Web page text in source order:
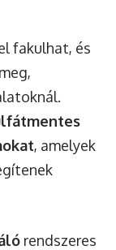
fakulhat, és
, amelyek
rendszeres